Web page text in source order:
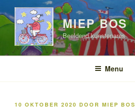
naar
de
inhoud
MIEP BOS
Beeldend kunstenares
Menu
GEPLAATST
10 OKTOBER 2020 DOOR MIEP BOS